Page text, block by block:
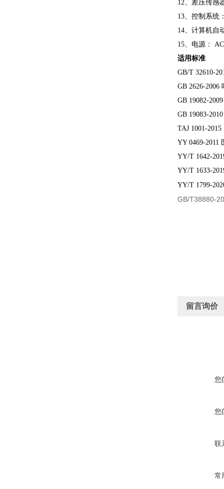
12、差压传感
13、控制系统
14、计算机自
15、电源：
适用标准
GB/T 32610-
GB 2626-
GB 19082-
GB 19083-
TAJ 1001-
YY 0469-2011
YY/T 1642-
YY/T 1633-
YY/T 1799-
GB/T38880-
留言询价
您
您
联
常